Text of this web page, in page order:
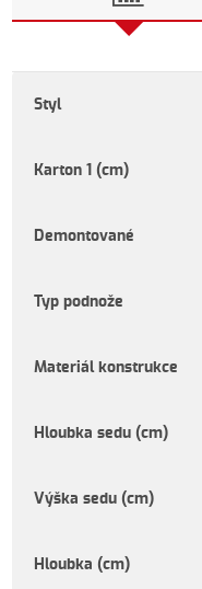
Styl
Karton 1 (cm)
Demontované
Typ podnože
Materiál konstrukce
Hloubka sedu (cm)
Výška sedu (cm)
Hloubka (cm)